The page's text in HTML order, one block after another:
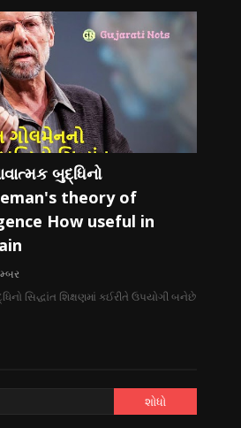
બુદ્ધિનો
theory of
How useful in
સિદ્ધાંત શિક્ષણમાં કઈરીતે ઉપયોગી બનેછે